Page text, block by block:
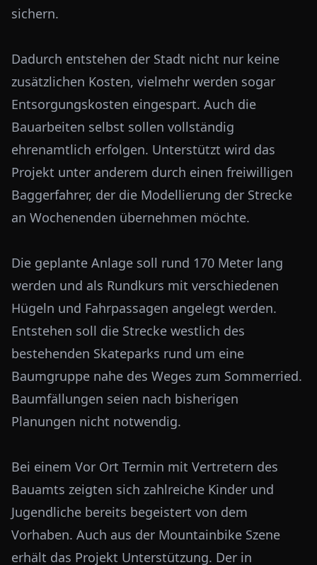
sichern.
Dadurch entstehen der Stadt nicht nur keine
zusätzlichen Kosten, vielmehr werden sogar
Entsorgungskosten eingespart. Auch die
Bauarbeiten selbst sollen vollständig
ehrenamtlich erfolgen. Unterstützt wird das
Projekt unter anderem durch einen freiwilligen
Baggerfahrer, der die Modellierung der Strecke
an Wochenenden übernehmen möchte.
Die geplante Anlage soll rund 170 Meter lang
werden und als Rundkurs mit verschiedenen
Hügeln und Fahrpassagen angelegt werden.
Entstehen soll die Strecke westlich des
bestehenden Skateparks rund um eine
Baumgruppe nahe des Weges zum Sommerried.
Baumfällungen seien nach bisherigen
Planungen nicht notwendig.
Bei einem Vor Ort Termin mit Vertretern des
Bauamts zeigten sich zahlreiche Kinder und
Jugendliche bereits begeistert von dem
Vorhaben. Auch aus der Mountainbike Szene
erhält das Projekt Unterstützung. Der in